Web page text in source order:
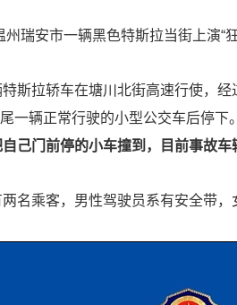
瑞安市一辆黑色特斯拉当街上演“狂
斯拉轿车在塘川北街高速行使，经
一辆正常行驶的小型公交车后停下
己门前停的小车撞到，目前事故车
名乘客，男性驾驶员系有安全带，